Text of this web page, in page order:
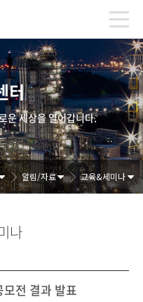
터
운 세상을 열어갑니다.
알림/자료 교육&세미나
나
전 결과 발표